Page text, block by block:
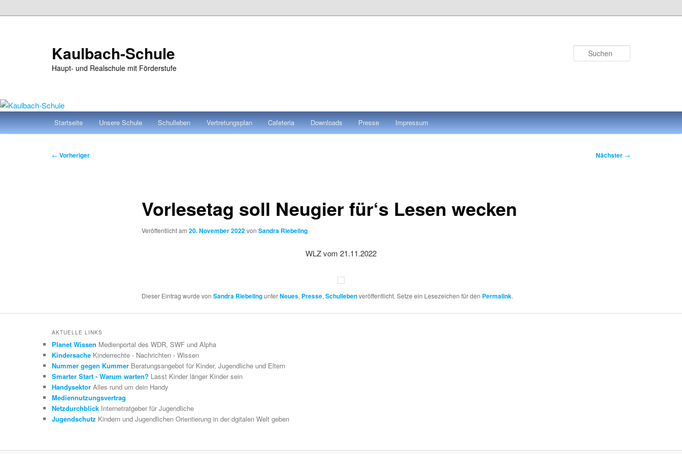
Kaulbach-Schule
Haupt- und Realschule mit Förderstufe
Hauptmenü Startseite Unsere Schule Schulleben Vertretungsplan Cafeteria Downloads Presse Impressum
Beitragsnavigation
← Vorheriger Nächster →
Vorlesetag soll Neugier für‘s Lesen wecken
Veröffentlicht am20. November 2022vonSandra Riebeling
WLZ vom 21.11.2022
Dieser Eintrag wurde vonSandra RiebelingunterNeues, Presse,Schullebenveröffentlicht. Setze ein Lesezeichen für den Permalink.
AKTUELLE LINKS
Planet Wissen Medienportal des WDR, SWF und Alpha
Kindersache Kinderrechte - Nachrichten - Wissen
Nummer gegen Kummer Beratungsangebot für Kinder, Jugendliche und Eltern
Smarter Start - Warum warten? Lasst Kinder länger Kinder sein
Handysektor Alles rund um dein Handy
Mediennutzungsvertrag
Netzdurchblick Internetratgeber für Jugendliche
Jugendschutz Kindern und Jugendlichen Orientierung in der dgitalen Welt geben